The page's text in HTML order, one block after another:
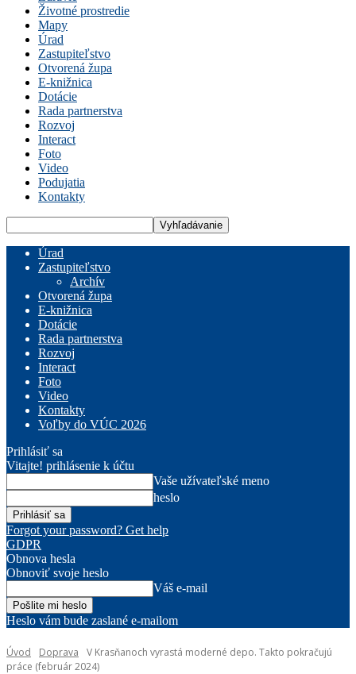
Životné prostredie
Mapy
Úrad
Zastupiteľstvo
Otvorená župa
E-knižnica
Dotácie
Rada partnerstva
Rozvoj
Interact
Foto
Video
Podujatia
Kontakty
Úrad
Zastupiteľstvo
Archív
Otvorená župa
E-knižnica
Dotácie
Rada partnerstva
Rozvoj
Interact
Foto
Video
Kontakty
Voľby do VÚC 2026
Prihlásiť sa
Vitajte! prihlásenie k účtu
Vaše užívateľské meno
heslo
Forgot your password? Get help
GDPR
Obnova hesla
Obnoviť svoje heslo
Váš e-mail
Heslo vám bude zaslané e-mailom
Úvod Doprava
V Krasňanoch vyrastá moderné depo. Takto pokračujú
práce (február 2024)